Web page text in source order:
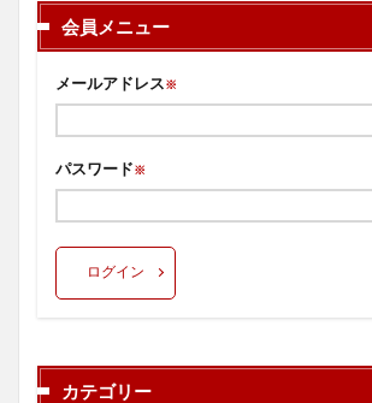
会員メニュー
メールアドレス※
パスワード※
ログイン
カテゴリー